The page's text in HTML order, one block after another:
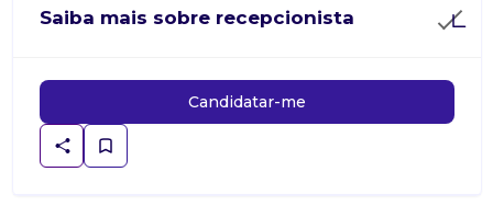
Saiba mais sobre recepcionista
Candidatar-me